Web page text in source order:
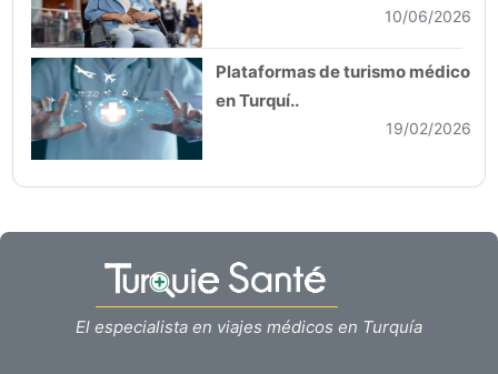
10/06/2026
Plataformas de turismo médico
en Turquí..
19/02/2026
El especialista en viajes médicos en Turquía